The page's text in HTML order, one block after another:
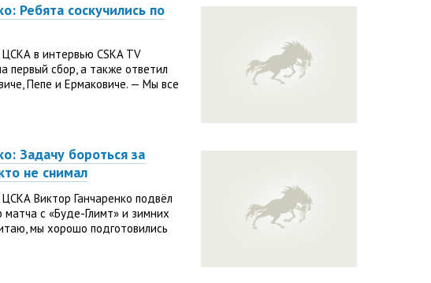
Ребята соскучились по
в интервью CSKA TV
первый сбор, а также ответил
Пепе и Ермаковиче. — Мы все
Задачу бороться за
не снимал
Виктор Ганчаренко подвёл
матча с «Буде-Глимт» и зимних
мы хорошо подготовились